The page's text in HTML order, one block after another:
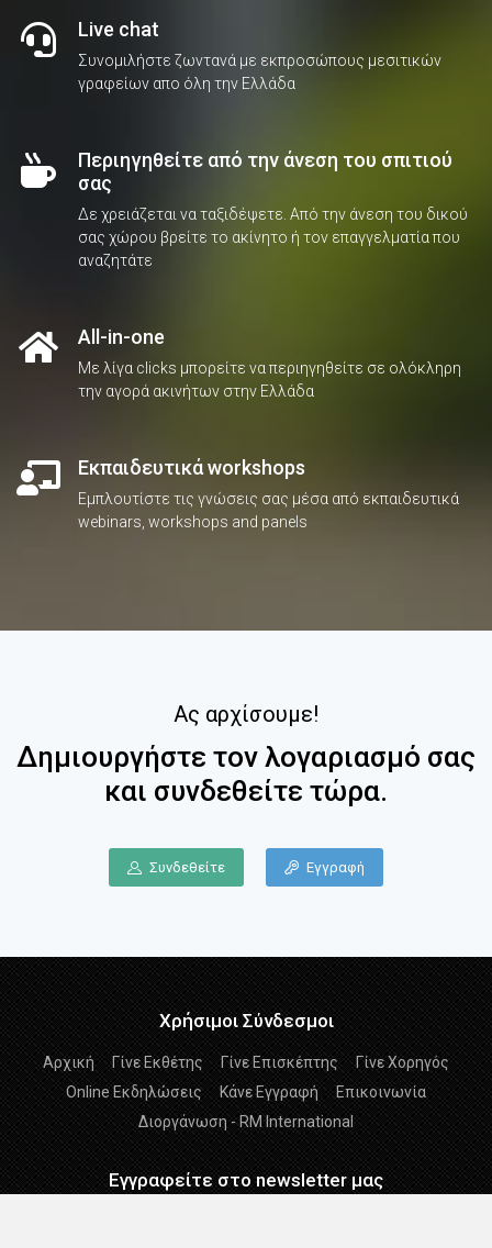
Live chat
Συνομιλήστε ζωντανά με εκπροσώπους μεσιτικών
γραφείων απο όλη την Ελλάδα
Περιηγηθείτε από την άνεση του σπιτιού
σας
Δε χρειάζεται να ταξιδέψετε. Από την άνεση του δικού
σας χώρου βρείτε το ακίνητο ή τον επαγγελματία που
αναζητάτε
All-in-one
Με λίγα clicks μπορείτε να περιηγηθείτε σε ολόκληρη
την αγορά ακινήτων στην Ελλάδα
Εκπαιδευτικά workshops
Εμπλουτίστε τις γνώσεις σας μέσα από εκπαιδευτικά
webinars, workshops and panels
Ας αρχίσουμε!
Δημιουργήστε τον λογαριασμό σας
και συνδεθείτε τώρα.
Συνδεθείτε Εγγραφή
Χρήσιμοι Σύνδεσμοι
Αρχική Γίνε Εκθέτης Γίνε Επισκέπτης
Γίνε Χορηγός
Online Εκδηλώσεις
Κάνε Εγγραφή
Επικοινωνία
Διοργάνωση - RM International
Εγγραφείτε στο newsletter μας